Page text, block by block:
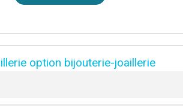
option bijouterie-joaillerie